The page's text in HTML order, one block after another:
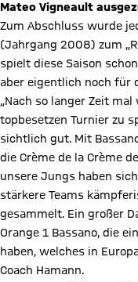
Mateo Vigneault
Zum Abschluss wurde
(Jahrgang 2008) zum
spielt diese Saison
aber eigentlich noch für
„Nach so langer Zeit
topbesetzen Turnier zu
sichtlich gut. Mit
die Crème de la Crème
unsere Jungs haben
stärkere Teams
gesammelt. Ein großer
Orange 1 Bassano, die
haben, welches in
Coach Hamann.